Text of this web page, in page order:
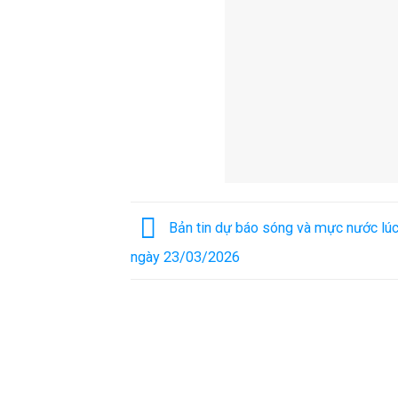
Bản tin dự báo sóng và mực nước
ngày 23/03/2026